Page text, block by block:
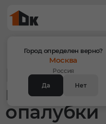
Город определен верно?
Москва
Россия
Да
Нет
Плащ,
и
опалубки
Главная Статьи Плащ,